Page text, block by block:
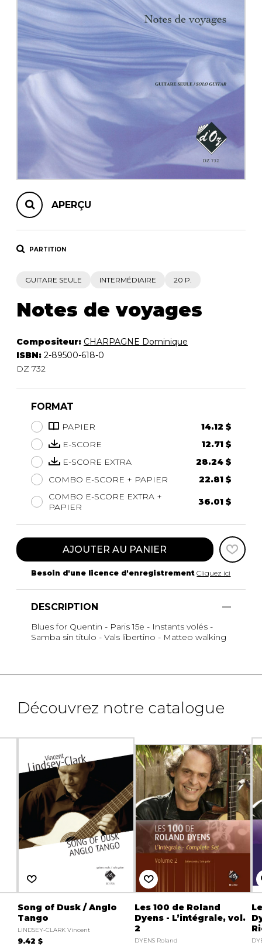
AUTRES PRODUITS
APERÇU
PARTITION
GUITARE SEULE INTERMÉDIAIRE 20 P.
Notes de voyages
Compositeur: CHARPAGNE Dominique
ISBN: 2-89500-618-0
DZ 732
FORMAT
PAPIER
14.12 $
E-SCORE
12.71 $
E-SCORE EXTRA
28.24 $
COMBO E-SCORE + PAPIER
22.81 $
COMBO E-SCORE EXTRA +
PAPIER
36.01 $
AJOUTER AU PANIER
Besoin d'une licence d'enregistrement Cliquez ici
DESCRIPTION
Blues for Quentin - Paris 15e - Instants volés -
Samba sin titulo - Vals libertino - Matteo walking
Découvrez notre catalogue
Song of Dusk / Anglo
Tango
LINDSEY-CLARK Vincent
9.42 $
Les 100 de Roland
Dyens - L’intégrale, vol.
2
DYENS Roland